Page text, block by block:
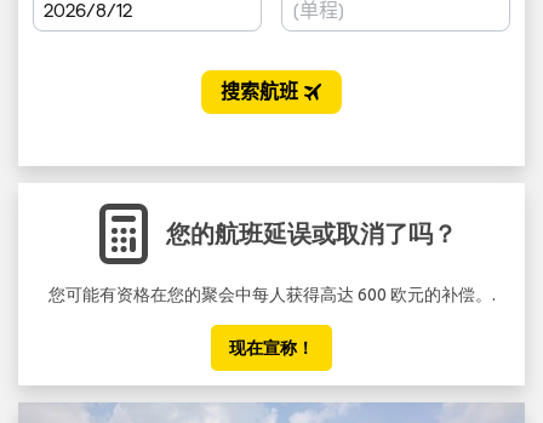
您的航班延误或取消了吗？
您可能有资格在您的聚会中每人获得高达 600 欧元的补偿。.
现在宣称！